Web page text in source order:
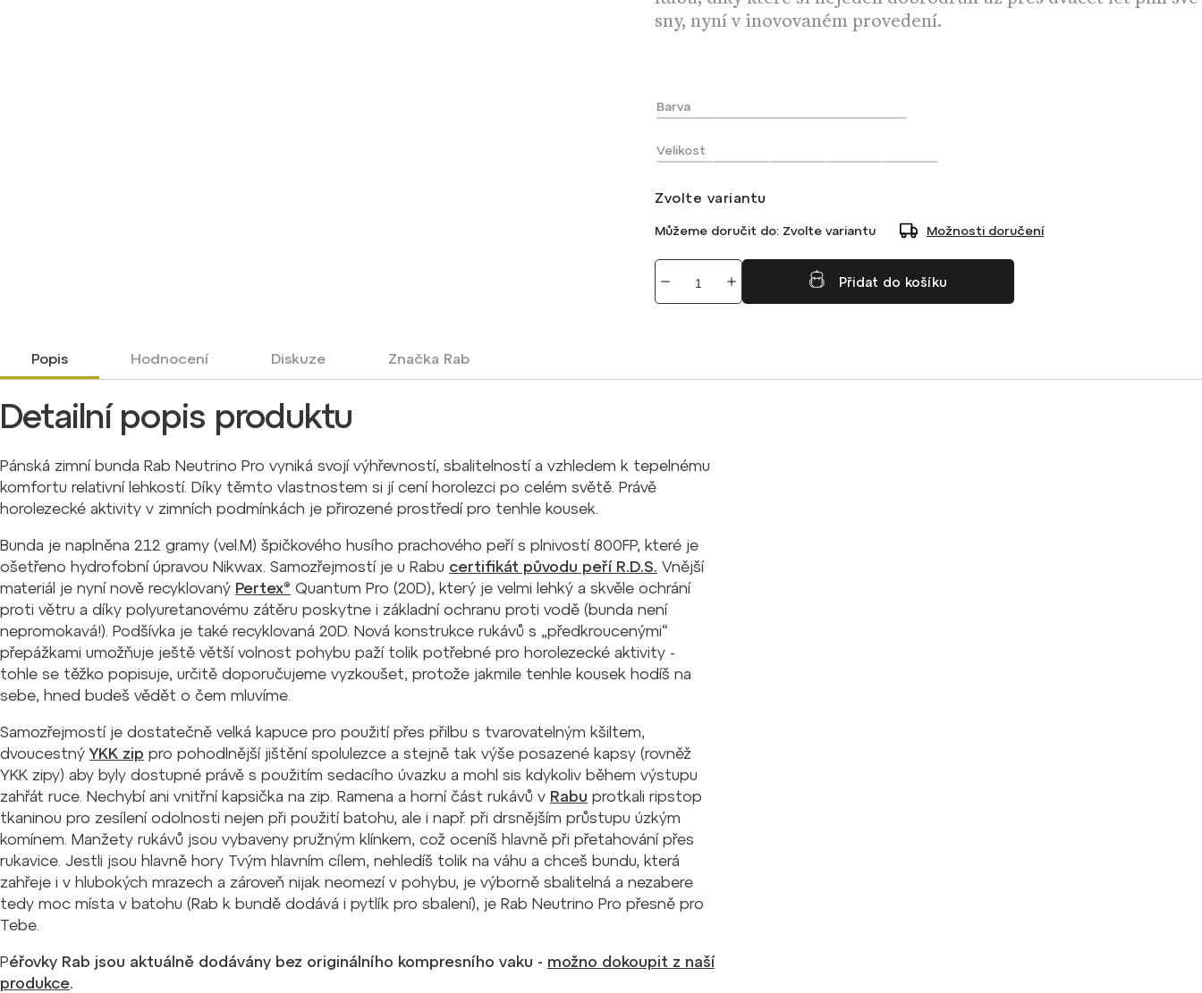
sny, nyní v inovovaném provedení.
Barva
Velikost
Zvolte variantu
Můžeme doručit do: Zvolte variantu Možnosti doručení
Přidat do košíku
Popis Hodnocení Diskuze Značka Rab
Detailní popis produktu
Pánská zimní bunda Rab Neutrino Pro vyniká svojí výhřevností, sbalitelností a vzhledem k tepelnému
komfortu relativní lehkostí. Díky těmto vlastnostem si jí cení horolezci po celém světě. Právě
horolezecké aktivity v zimních podmínkách je přirozené prostředí pro tenhle kousek.
Bunda je naplněna 212 gramy (vel.M) špičkového husího prachového peří s plnivostí 800FP, které je
ošetřeno hydrofobní úpravou Nikwax. Samozřejmostí je u Rabu certifikát původu peří R.D.S. Vnější
materiál je nyní nově recyklovaný Pertex® Quantum Pro (20D), který je velmi lehký a skvěle ochrání
proti větru a díky polyuretanovému zátěru poskytne i základní ochranu proti vodě (bunda není
nepromokavá!). Podšívka je také recyklovaná 20D. Nová konstrukce rukávů s „předkroucenými“
přepážkami umožňuje ještě větší volnost pohybu paží tolik potřebné pro horolezecké aktivity -
tohle se těžko popisuje, určitě doporučujeme vyzkoušet, protože jakmile tenhle kousek hodíš na
sebe, hned budeš vědět o čem mluvíme.
Samozřejmostí je dostatečně velká kapuce pro použití přes přilbu s tvarovatelným kšiltem,
dvoucestnýYKK zip pro pohodlnější jištění spolulezce a stejně tak výše posazené kapsy (rovněž
YKK zipy) aby byly dostupné právě s použitím sedacího úvazku a mohl sis kdykoliv během výstupu
zahřát ruce. Nechybí ani vnitřní kapsička na zip. Ramena a horní část rukávů v Rabu protkali ripstop
tkaninou pro zesílení odolnosti nejen při použití batohu, ale i např. při drsnějším průstupu úzkým
komínem. Manžety rukávů jsou vybaveny pružným klínkem, což oceníš hlavně při přetahování přes
rukavice. Jestli jsou hlavně hory Tvým hlavním cílem, nehledíš tolik na váhu a chceš bundu, která
zahřeje i v hlubokých mrazech a zároveň nijak neomezí v pohybu, je výborně sbalitelná a nezabere
tedy moc místa v batohu (Rab k bundě dodává i pytlík pro sbalení), je Rab Neutrino Pro přesně pro
Tebe.
Péřovky Rab jsou aktuálně dodávány bez originálního kompresního vaku - možno dokoupit z naší
produkce.